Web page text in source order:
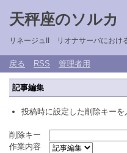
天秤座のソルカ
リネージュII リオナサーバにおけ
戻る RSS 管理者用
記事編集
投稿時に設定した削除キーを
削除キー
作業内容